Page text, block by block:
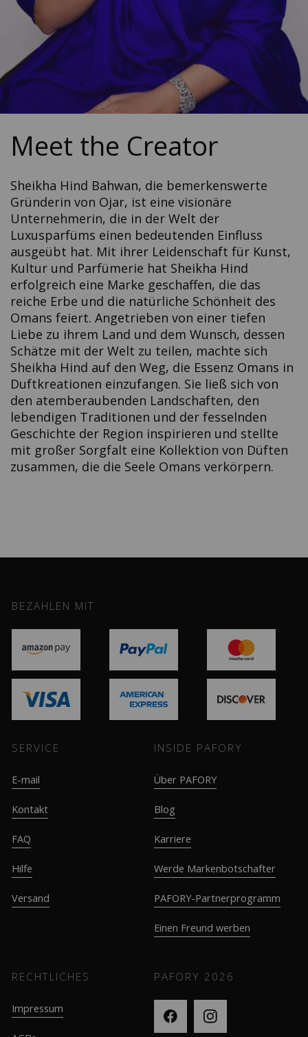
Meet the Creator
Sheikha Hind Bahwan, die bemerkenswerte
Gründerin von Ojar, ist eine visionäre
Unternehmerin, die in der Welt der
Luxusparfüms einen bedeutenden Einfluss
ausgeübt hat. Mit ihrer Leidenschaft für Kunst,
Kultur und Parfümerie hat Sheikha Hind
erfolgreich eine Marke geschaffen, die das
reiche Erbe und die natürliche Schönheit des
Omans feiert. Angetrieben von einer tiefen
Liebe zu ihrem Land und dem Wunsch, dessen
Schätze mit der Welt zu teilen, machte sich
Sheikha Hind auf den Weg, die Essenz Omans in
Duftkreationen einzufangen. Sie ließ sich von
den atemberaubenden Landschaften, den
lebendigen Traditionen und der fesselnden
Geschichte der Region inspirieren und stellte
mit großer Sorgfalt eine Kollektion von Düften
zusammen, die die Seele Omans verkörpern.
BEZAHLEN MIT
SERVICE
E-mail
Kontakt
FAQ
Hilfe
Versand
INSIDE PAFORY
Über PAFORY
Blog
Karriere
Werde Markenbotschafter
PAFORY-Partnerprogramm
Einen Freund werben
RECHTLICHES
Impressum
PAFORY 2026